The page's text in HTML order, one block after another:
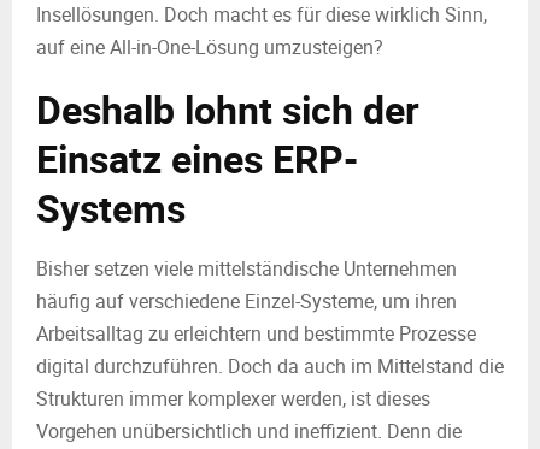
Insellösungen. Doch macht es für diese wirklich Sinn,
auf eine All-in-One-Lösung umzusteigen?
Deshalb lohnt sich der
Einsatz eines ERP-
Systems
Bisher setzen viele mittelständische Unternehmen
häufig auf verschiedene Einzel-Systeme, um ihren
Arbeitsalltag zu erleichtern und bestimmte Prozesse
digital durchzuführen. Doch da auch im Mittelstand die
Strukturen immer komplexer werden, ist dieses
Vorgehen unübersichtlich und ineffizient. Denn die